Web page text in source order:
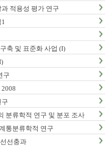
적용성 평가 연구
축 및 표준화 사업 (I)
구
분류학적 연구 및 분포 조사
통분류학적 연구
선충과